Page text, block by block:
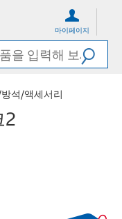
마이페이지
석/액세서리
2